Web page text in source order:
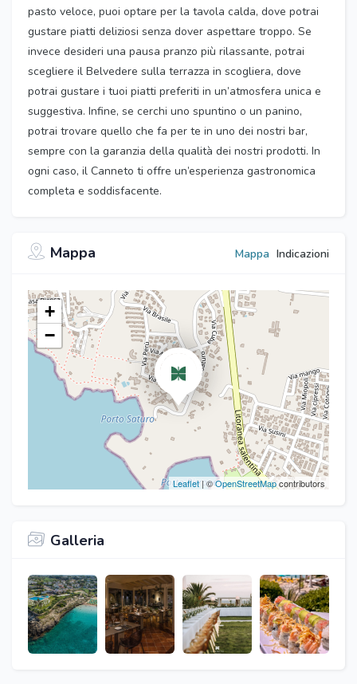
pasto veloce, puoi optare per la tavola calda, dove potrai
gustare piatti deliziosi senza dover aspettare troppo. Se
invece desideri una pausa pranzo più rilassante, potrai
scegliere il Belvedere sulla terrazza in scogliera, dove
potrai gustare i tuoi piatti preferiti in un’atmosfera unica e
suggestiva. Infine, se cerchi uno spuntino o un panino,
potrai trovare quello che fa per te in uno dei nostri bar,
sempre con la garanzia della qualità dei nostri prodotti. In
ogni caso, il Canneto ti offre un’esperienza gastronomica
completa e soddisfacente.
Mappa Mappa Indicazioni
+
−
Leaflet| ©OpenStreetMapcontributors
Galleria